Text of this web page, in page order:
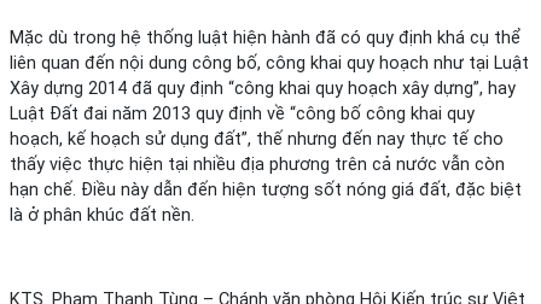
Mặc dù trong hệ thống luật hiện hành đã có quy định khá cụ thể
liên quan đến nội dung công bố, công khai quy hoạch như tại Luật
Xây dựng 2014 đã quy định “công khai quy hoạch xây dựng”, hay
Luật Đất đai năm 2013 quy định về “công bố công khai quy
hoạch, kế hoạch sử dụng đất”, thế nhưng đến nay thực tế cho
thấy việc thực hiện tại nhiều địa phương trên cả nước vẫn còn
hạn chế. Điều này dẫn đến hiện tượng sốt nóng giá đất, đặc biệt
là ở phân khúc đất nền.